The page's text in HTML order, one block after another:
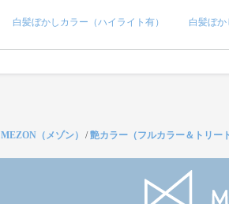
白髪ぼかしカラー（ハイライト有） 白髪ぼか
MEZON（メゾン） /艶カラー（フルカラー＆トリー